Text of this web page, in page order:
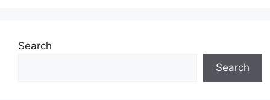
Search
Search